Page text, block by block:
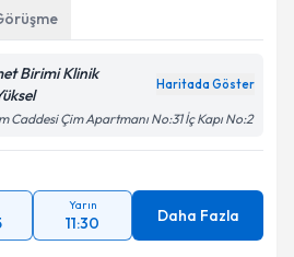
Birimi Klinik
Haritada Göster
Caddesi Çim Apartmanı No:31 İç Kapı No:2
Yarın
11:30 Daha Fazla